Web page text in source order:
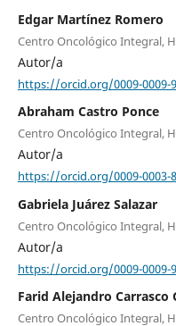
Edgar Martínez Romero
Centro Oncológico Integral,
Autor/a
https://orcid.org/0009-0009-
Abraham Castro Ponce
Centro Oncológico Integral,
Autor/a
https://orcid.org/0009-0003-
Gabriela Juárez Salazar
Centro Oncológico Integral,
Autor/a
https://orcid.org/0009-0009-
Farid Alejandro Carrasco
Centro Oncológico Integral,